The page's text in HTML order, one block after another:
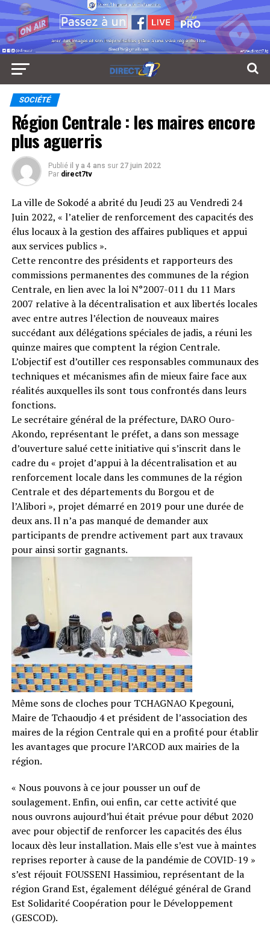
SOCIÉTÉ
Région Centrale : les maires encore
plus aguerris
Publié il y a 4 ans sur 27 juin 2022
Par direct7tv
La ville de Sokodé a abrité du Jeudi 23 au Vendredi 24
Juin 2022, « l’atelier de renforcement des capacités des
élus locaux à la gestion des affaires publiques et appui
aux services publics ».
Cette rencontre des présidents et rapporteurs des
commissions permanentes des communes de la région
Centrale, en lien avec la loi N°2007-011 du 11 Mars
2007 relative à la décentralisation et aux libertés locales
avec entre autres l’élection de nouveaux maires
succédant aux délégations spéciales de jadis, a réuni les
quinze maires que comptent la région Centrale.
L’objectif est d’outiller ces responsables communaux des
techniques et mécanismes afin de mieux faire face aux
réalités auxquelles ils sont tous confrontés dans leurs
fonctions.
Le secrétaire général de la préfecture, DARO Ouro-
Akondo, représentant le préfet, a dans son message
d’ouverture salué cette initiative qui s’inscrit dans le
cadre du « projet d’appui à la décentralisation et au
renforcement locale dans les communes de la région
Centrale et des départements du Borgou et de
l’Alibori », projet démarré en 2019 pour une durée de
deux ans. Il n’a pas manqué de demander aux
participants de prendre activement part aux travaux
pour ainsi sortir gagnants.
Même sons de cloches pour TCHAGNAO Kpegouni,
Maire de Tchaoudjo 4 et président de l’association des
maires de la région Centrale qui en a profité pour établir
les avantages que procure l’ARCOD aux mairies de la
région.
« Nous pouvons à ce jour pousser un ouf de
soulagement. Enfin, oui enfin, car cette activité que
nous ouvrons aujourd’hui était prévue pour début 2020
avec pour objectif de renforcer les capacités des élus
locaux dès leur installation. Mais elle s’est vue à maintes
reprises reporter à cause de la pandémie de COVID-19 »
s’est réjouit FOUSSENI Hassimiou, représentant de la
région Grand Est, également délégué général de Grand
Est Solidarité Coopération pour le Développement
(GESCOD).